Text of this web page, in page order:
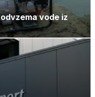
vode iz